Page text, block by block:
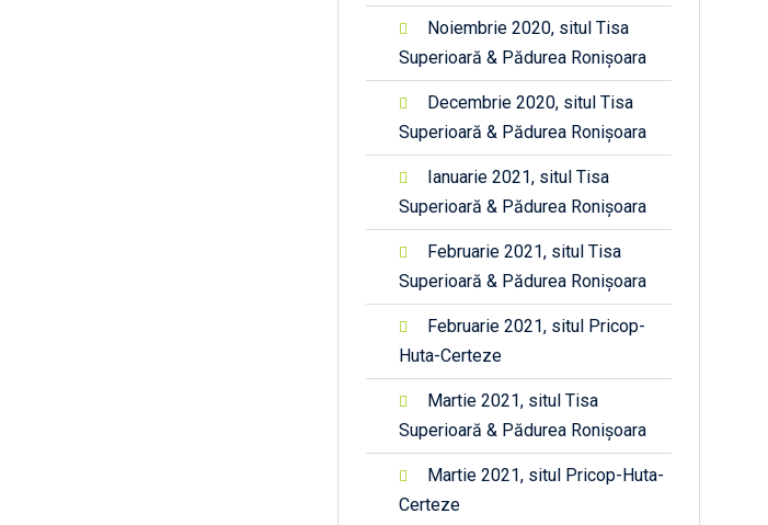
Noiembrie 2020, situl Tisa
Superioară & Pădurea Ronișoara
Decembrie 2020, situl Tisa
Superioară & Pădurea Ronișoara
Ianuarie 2021, situl Tisa
Superioară & Pădurea Ronișoara
Februarie 2021, situl Tisa
Superioară & Pădurea Ronișoara
Februarie 2021, situl Pricop-
Huta-Certeze
Martie 2021, situl Tisa
Superioară & Pădurea Ronișoara
Martie 2021, situl Pricop-Huta-
Certeze